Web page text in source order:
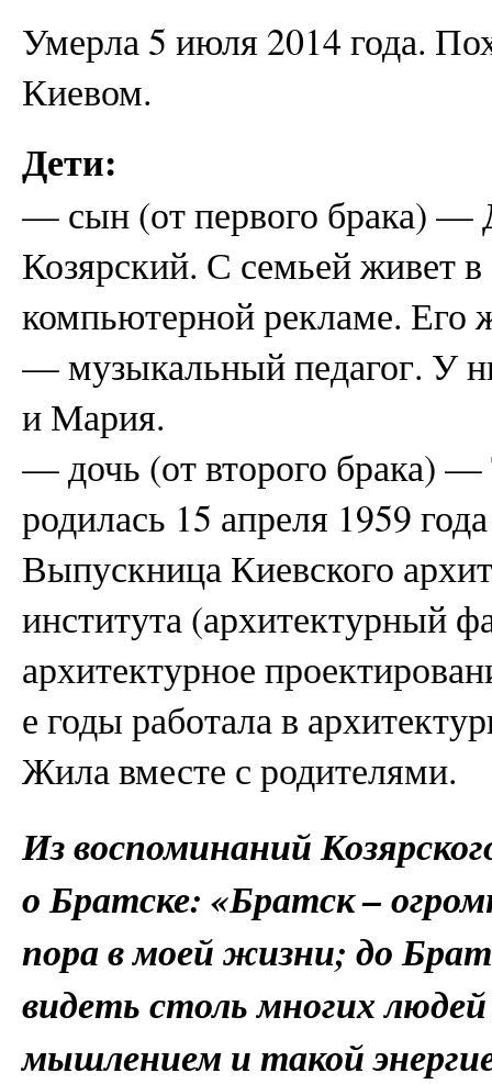
Умерла 5 июля 2014 года.
Киевом.
Дети:
— сын (от первого брака)
Козярский. С семьей живет
компьютерной рекламе. Его
— музыкальный педагог. У
и Мария.
— дочь (от второго брака)
родилась 15 апреля 1959
Выпускница Киевского
института (архитектурный
архитектурное
е годы работала в
Жила вместе с родителями.
Из воспоминаний
о Братске: «Братск –
пора в моей жизни; до
видеть столь многих
мышлением и такой